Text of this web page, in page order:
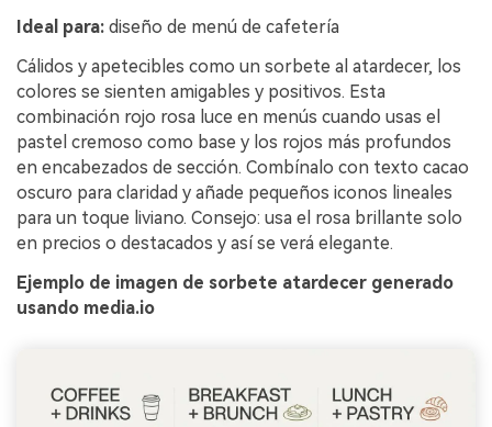
Ideal para: diseño de menú de cafetería
Cálidos y apetecibles como un sorbete al atardecer, los
colores se sienten amigables y positivos. Esta
combinación rojo rosa luce en menús cuando usas el
pastel cremoso como base y los rojos más profundos
en encabezados de sección. Combínalo con texto cacao
oscuro para claridad y añade pequeños iconos lineales
para un toque liviano. Consejo: usa el rosa brillante solo
en precios o destacados y así se verá elegante.
Ejemplo de imagen de sorbete atardecer generado
usando media.io